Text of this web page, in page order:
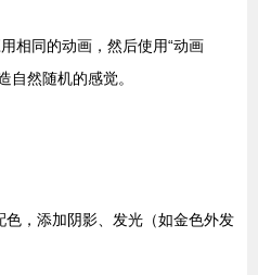
相同的动画，然后使用“动画
自然随机的感觉。
色，添加阴影、发光（如金色外发